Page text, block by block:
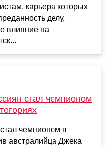
карьера которых
делу,
влияние на
стал чемпионом
чемпионом в
австралийца Джека